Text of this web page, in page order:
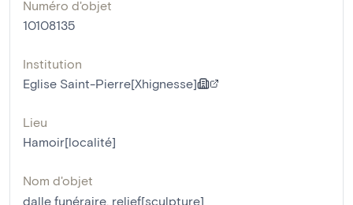
Numéro d'objet
10108135
Institution
Eglise Saint-Pierre[Xhignesse]
Lieu
Hamoir[localité]
Nom d'objet
dalle funéraire, relief[sculpture]